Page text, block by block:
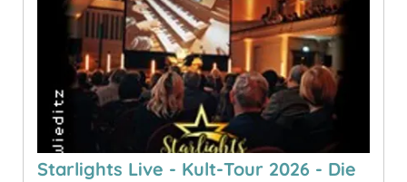
Starlights Live - Kult-Tour 2026 - Die